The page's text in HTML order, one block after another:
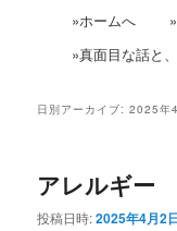
»ホームへ
»真面目な話と
日別アーカイブ:2025年
アレルギー
投稿日時:2025年4月2